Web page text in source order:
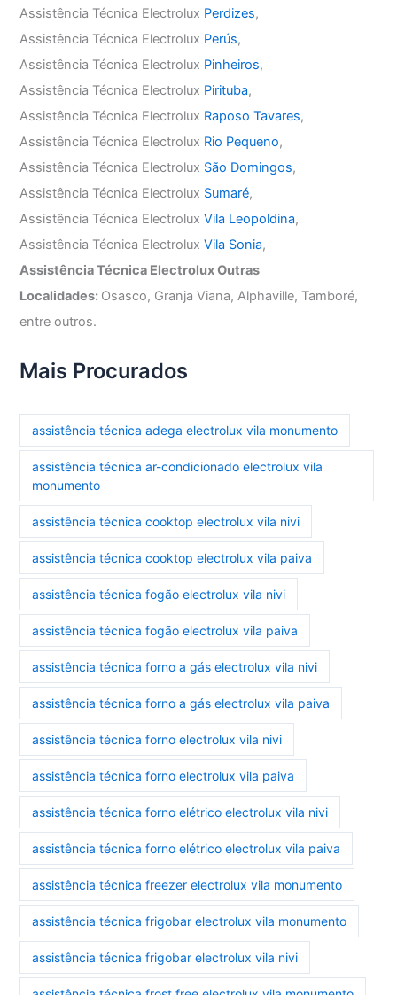
Assistência Técnica Electrolux Perdizes,
Assistência Técnica Electrolux Perús,
Assistência Técnica Electrolux Pinheiros,
Assistência Técnica Electrolux Pirituba,
Assistência Técnica Electrolux Raposo Tavares,
Assistência Técnica Electrolux Rio Pequeno,
Assistência Técnica Electrolux São Domingos,
Assistência Técnica Electrolux Sumaré,
Assistência Técnica ElectroluxVila Leopoldina,
Assistência Técnica ElectroluxVila Sonia,
Assistência Técnica Electrolux Outras
Localidades: Osasco, Granja Viana, Alphaville, Tamboré,
entre outros.
Mais Procurados
assistência técnica adega electrolux vila monumento
assistência técnica ar-condicionado electrolux vila
monumento
assistência técnica cooktop electrolux vila nivi
assistência técnica cooktop electrolux vila paiva
assistência técnica fogão electrolux vila nivi
assistência técnica fogão electrolux vila paiva
assistência técnica forno a gás electrolux vila nivi
assistência técnica forno a gás electrolux vila paiva
assistência técnica forno electrolux vila nivi
assistência técnica forno electrolux vila paiva
assistência técnica forno elétrico electrolux vila nivi
assistência técnica forno elétrico electrolux vila paiva
assistência técnica freezer electrolux vila monumento
assistência técnica frigobar electrolux vila monumento
assistência técnica frigobar electrolux vila nivi